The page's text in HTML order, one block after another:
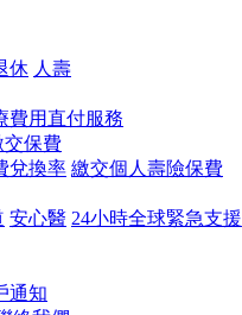
休 人壽
費用直付服務
交保費
兌換率 繳交個人壽險保費
安心醫 24小時全球緊急支援
通知